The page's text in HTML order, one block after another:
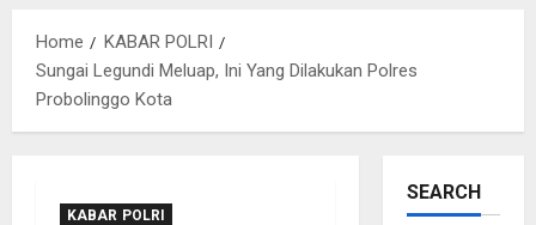
Home
KABAR POLRI
Sungai Legundi Meluap, Ini Yang Dilakukan Polres
Probolinggo Kota
KABAR POLRI
SEARCH